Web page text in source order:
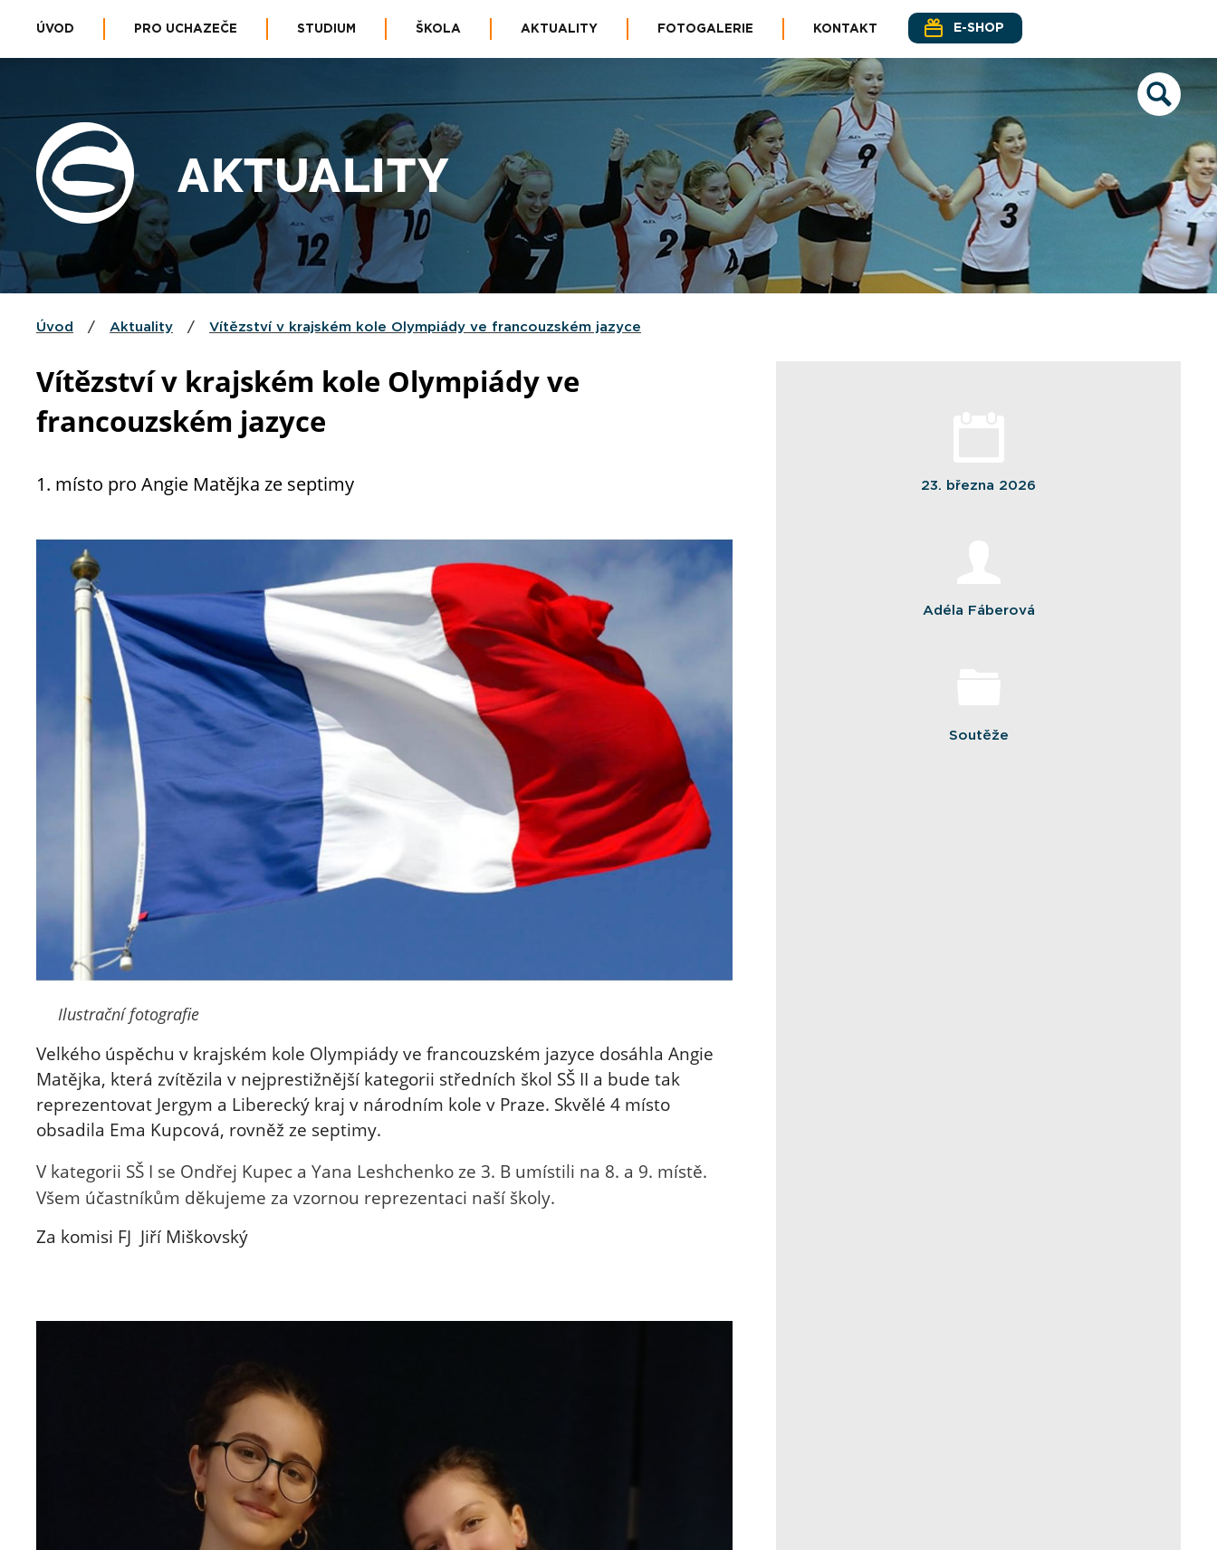
ÚVOD PRO UCHAZEČE STUDIUM ŠKOLA AKTUALITY FOTOGALERIE KONTAKT E-SHOP
AKTUALITY
Úvod / Aktuality / Vítězství v krajském kole Olympiády ve francouzském jazyce
Vítězství v krajském kole Olympiády ve
francouzském jazyce
1. místo pro Angie Matějka ze septimy
Ilustrační fotografie
Velkého úspěchu v krajském kole Olympiády ve francouzském jazyce dosáhla Angie
Matějka, která zvítězila v nejprestižnější kategorii středních škol SŠ II a bude tak
reprezentovat Jergym a Liberecký kraj v národním kole v Praze. Skvělé 4 místo
obsadila Ema Kupcová, rovněž ze septimy.
V kategorii SŠ I se Ondřej Kupec a Yana Leshchenko ze 3. B umístili na 8. a 9. místě.
Všem účastníkům děkujeme za vzornou reprezentaci naší školy.
Za komisi FJ Jiří Miškovský
23. března 2026
Adéla Fáberová
Soutěže